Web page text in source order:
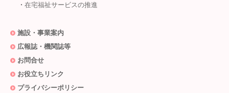
在宅福祉サービスの推進
施設・事業案内
広報誌・機関誌等
お問合せ
お役立ちリンク
プライバシーポリシー